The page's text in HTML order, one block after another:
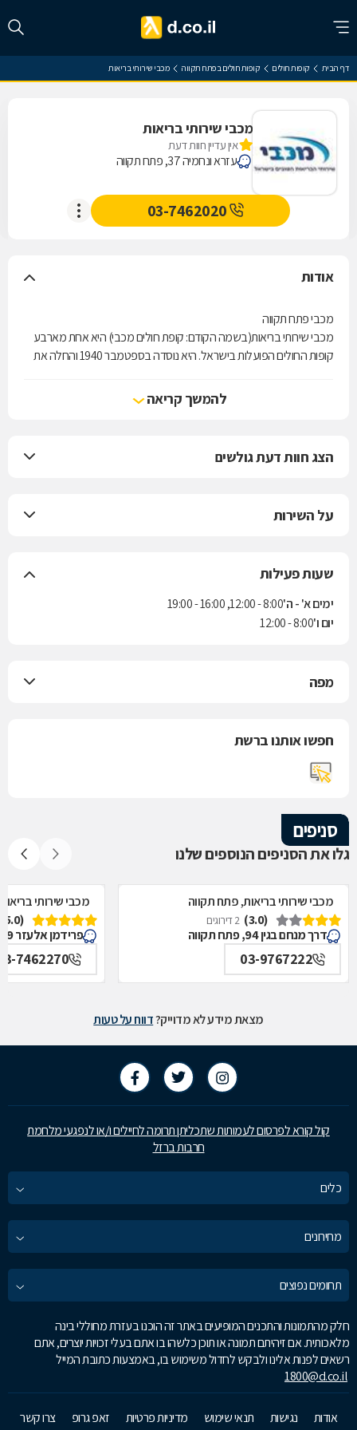
דף הבית קופות חולים קופות חולים בפתח תקווה מכבי שירותי בריאות
מכבי שירותי בריאות
אין עדיין חוות דעת
עזרא ונחמיה 37, פתח תקווה
03-7462020
אודות
מכבי פתח תקווה
מכבי שירותי בריאות(בשמה הקודם: קופת חולים מכבי) היא אחת מארבע
קופות החולים הפועלות בישראל. היא נוסדה בספטמבר 1940 והחלה את
מכבי מעניקה לחבריה את מיטב השירות הרפואי, מחוייבת לבריאות שלמה,
קידום בריאות ורפואה מונעת תוך שמירה על ערכי היסוד של האבות
להמשך קריאה
הצג חוות דעת גולשים
על השירות
שעות פעילות
ימים א' - ה'8:00 - 12:00, 16:00 - 19:00
יום ו'8:00 - 12:00
מפה
חפשו אותנו ברשת
סניפים
גלו את הסניפים הנוספים שלנו
מכבי שירותי בריאות, פתח תקווה
(3.0)
2 דירוגים
דרך מנחם בגין 94, פתח תקווה
03-9767222
מכבי שירותי
(5.0)
פרידמן אלעזר 9, פתח תקווה
7462270
מצאת מידע לא מדוייק?דווח על טעות
קול קורא לפרסום לעמותות שתכליתן תרומה לחיילים ו/או לנפגעי מלחמת
חרבות ברזל
כלים
מחירונים
תחומים נפוצים
חלק מהתמונות והתכנים המופיעים באתר זה הוכנו בעזרת מחוללי בינה
מלאכותית. אם זיהיתם תמונה או תוכן כלשהו בו אתם בעלי זכויות יוצרים, אתם
רשאים לפנות אלינו ולבקש לחדול משימוש בו, באמצעות כתובת המייל
1800@d.co.il
אודות נגישות תנאי שימוש מדיניות פרטיות זאפ גרופ צרו קשר